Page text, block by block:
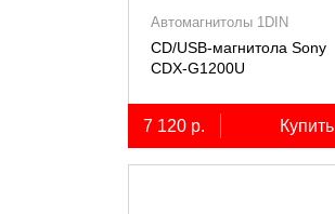
Автомагнитолы 1DIN
CD/USB-магнитола Sony
СDX-G1200U
7 120 р. Купить